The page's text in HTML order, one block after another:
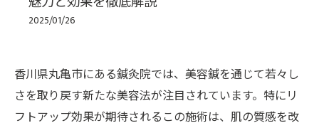
2025/01/26
香川県丸亀市にある鍼灸院では、美容鍼を通じて若々し
さを取り戻す新たな美容法が注目されています。特にリ
フトアップ効果が期待されるこの施術は、肌の質感を改